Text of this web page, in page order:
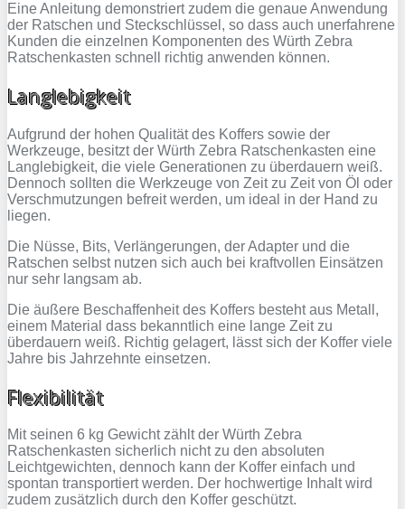
Eine Anleitung demonstriert zudem die genaue Anwendung
der Ratschen und Steckschlüssel, so dass auch unerfahrene
Kunden die einzelnen Komponenten des Würth Zebra
Ratschenkasten schnell richtig anwenden können.
Langlebigkeit
Aufgrund der hohen Qualität des Koffers sowie der
Werkzeuge, besitzt der Würth Zebra Ratschenkasten eine
Langlebigkeit, die viele Generationen zu überdauern weiß.
Dennoch sollten die Werkzeuge von Zeit zu Zeit von Öl oder
Verschmutzungen befreit werden, um ideal in der Hand zu
liegen.
Die Nüsse, Bits, Verlängerungen, der Adapter und die
Ratschen selbst nutzen sich auch bei kraftvollen Einsätzen
nur sehr langsam ab.
Die äußere Beschaffenheit des Koffers besteht aus Metall,
einem Material dass bekanntlich eine lange Zeit zu
überdauern weiß. Richtig gelagert, lässt sich der Koffer viele
Jahre bis Jahrzehnte einsetzen.
Flexibilität
Mit seinen 6 kg Gewicht zählt der Würth Zebra
Ratschenkasten sicherlich nicht zu den absoluten
Leichtgewichten, dennoch kann der Koffer einfach und
spontan transportiert werden. Der hochwertige Inhalt wird
zudem zusätzlich durch den Koffer geschützt.